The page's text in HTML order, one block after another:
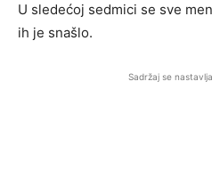
U sledećoj sedmici se sve
ih je snašlo.
Sadržaj se